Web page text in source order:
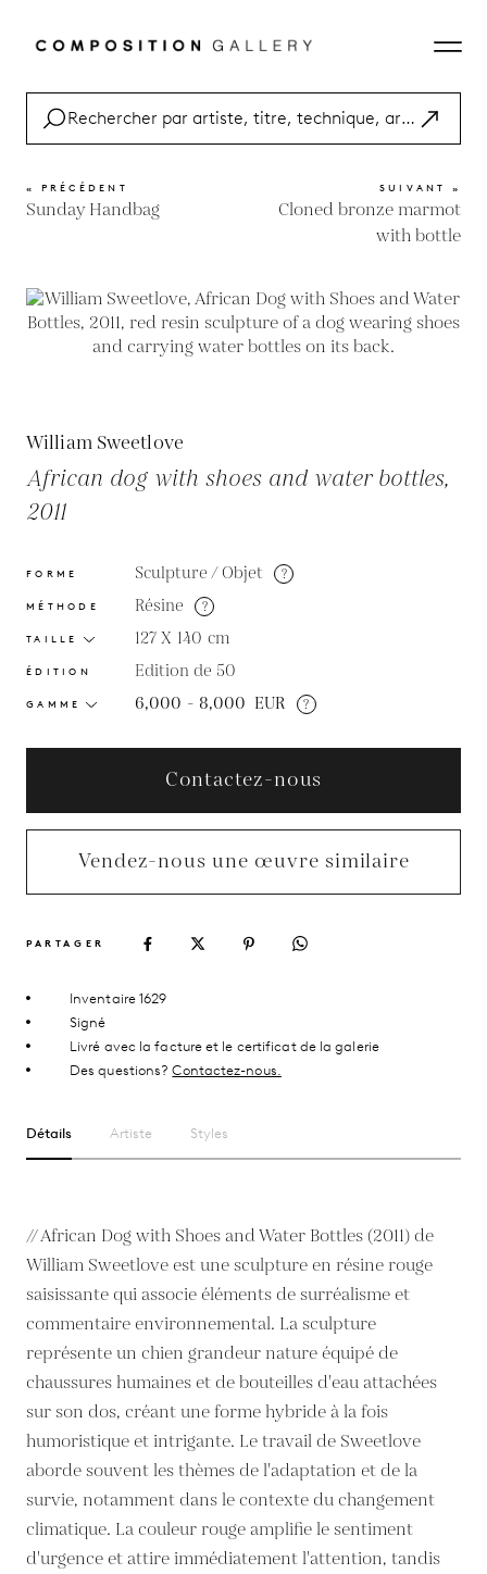
« PRÉCÉDENT
Sunday Handbag
SUIVANT »
Cloned bronze marmot
with bottle
William Sweetlove
African dog with shoes and water bottles,
2011
FORME Sculpture / Objet ?
MÉTHODE Résine ?
TAILLE 127 X 140 cm
ÉDITION Edition de 50
GAMME 6,000 - 8,000 EUR ?
Contactez-nous
Vendez-nous une œuvre similaire
PARTAGER
Inventaire 1629
Signé
Livré avec la facture et le certificat de la galerie
Des questions?Contactez-nous.
Détails Artiste Styles
// African Dog with Shoes and Water Bottles (2011) de
William Sweetlove est une sculpture en résine rouge
saisissante qui associe éléments de surréalisme et
commentaire environnemental. La sculpture
représente un chien grandeur nature équipé de
chaussures humaines et de bouteilles d'eau attachées
sur son dos, créant une forme hybride à la fois
humoristique et intrigante. Le travail de Sweetlove
aborde souvent les thèmes de l'adaptation et de la
survie, notamment dans le contexte du changement
climatique. La couleur rouge amplifie le sentiment
d'urgence et attire immédiatement l'attention, tandis